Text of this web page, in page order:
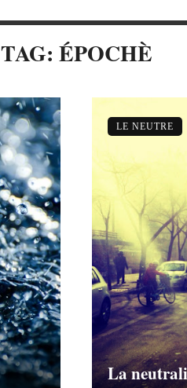
TAG: ÉPOCHÈ
La
LE NEUTRE